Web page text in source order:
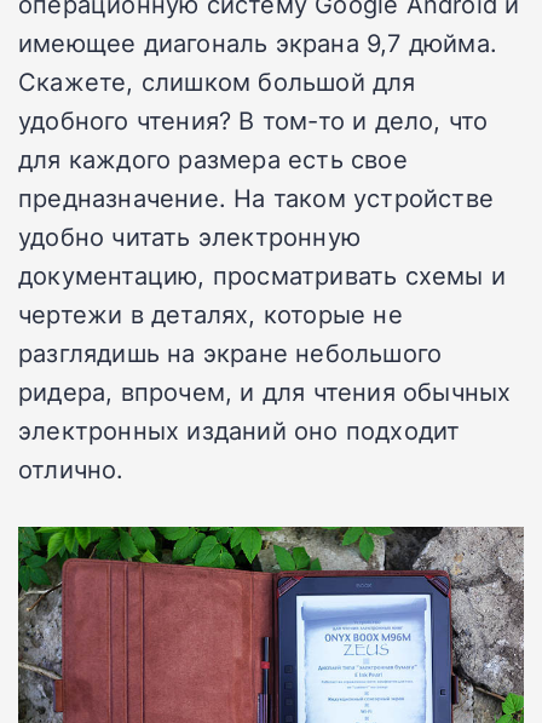
имеющее диагональ экрана 9,7 дюйма.
Скажете, слишком большой для
удобного чтения? В том-то и дело, что
для каждого размера есть свое
предназначение. На таком устройстве
удобно читать электронную
документацию, просматривать схемы и
чертежи в деталях, которые не
разглядишь на экране небольшого
ридера, впрочем, и для чтения обычных
электронных изданий оно подходит
отлично.